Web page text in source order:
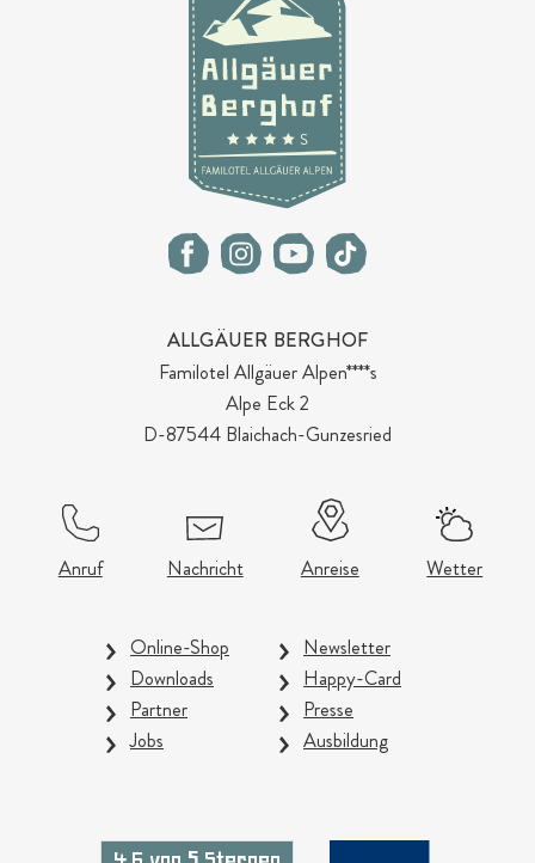
ALLGÄUER BERGHOF
Familotel Allgäuer Alpen****s
Alpe Eck 2
D-87544 Blaichach-Gunzesried
Anruf Nachricht Anreise Wetter
Online-Shop
Newsletter
Downloads
Happy-Card
Partner
Presse
Jobs
Ausbildung